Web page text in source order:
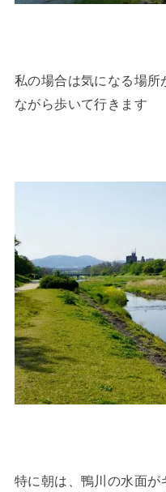
私の場合は気になる場所
ながら歩いて行きます
特に朝は、鴨川の水面が